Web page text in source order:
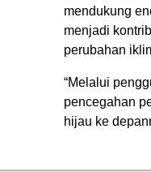
mendukung
menjadi
perubahan
“Melalui
pencegahan
hijau ke